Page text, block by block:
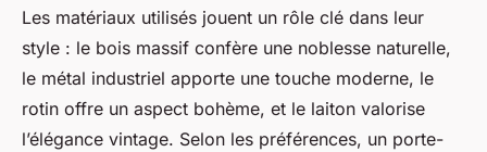
Les matériaux utilisés jouent un rôle clé dans leur
style : le bois massif confère une noblesse naturelle,
le métal industriel apporte une touche moderne, le
rotin offre un aspect bohème, et le laiton valorise
l’élégance vintage. Selon les préférences, un porte-